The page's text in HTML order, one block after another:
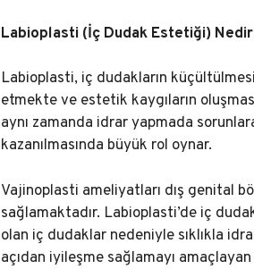
Labioplasti (İç Dudak Estetiği)
Labioplasti, iç dudakların küçültülmesi
etmekte ve estetik kaygıların
aynı zamanda idrar yapmada
kazanılmasında büyük rol oynar.
Vajinoplasti ameliyatları dış genital
sağlamaktadır. Labioplasti’de iç
olan iç dudaklar nedeniyle sıklıkla
açıdan iyileşme sağlamayı